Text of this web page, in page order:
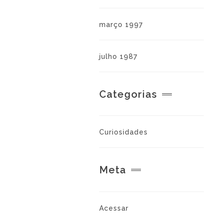
março 1997
julho 1987
Categorias
Curiosidades
Meta
Acessar